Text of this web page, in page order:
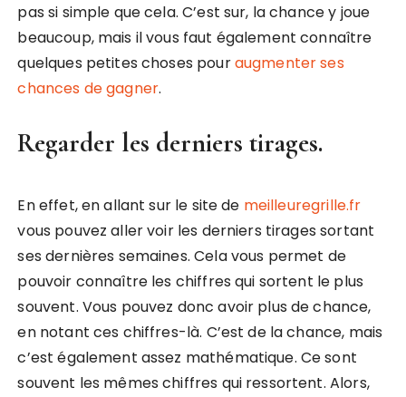
pas si simple que cela. C’est sur, la chance y joue
beaucoup, mais il vous faut également connaître
quelques petites choses pouraugmenter ses
chances de gagner.
Regarder les derniers tirages.
En effet, en allant sur le site de meilleuregrille.fr
vous pouvez aller voir les derniers tirages sortant
ses dernières semaines. Cela vous permet de
pouvoir connaître les chiffres qui sortent le plus
souvent. Vous pouvez donc avoir plus de chance,
en notant ces chiffres-là. C’est de la chance, mais
c’est également assez mathématique. Ce sont
souvent les mêmes chiffres qui ressortent. Alors,